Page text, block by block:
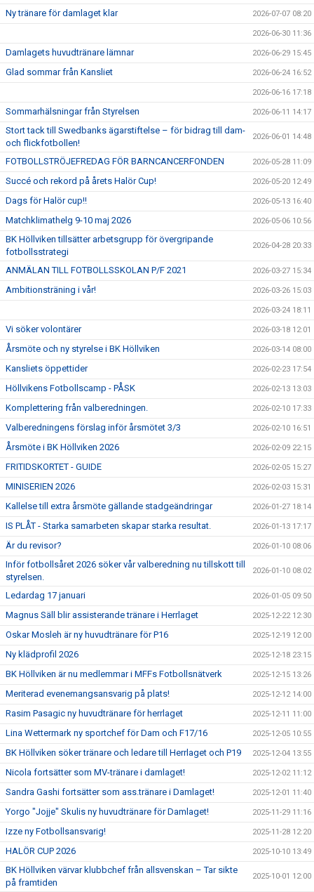
Ny tränare för damlaget klar 2026-07-07 08:20
2026-06-30 11:36
Damlagets huvudtränare lämnar 2026-06-29 15:45
Glad sommar från Kansliet 2026-06-24 16:52
2026-06-16 17:18
Sommarhälsningar från Styrelsen 2026-06-11 14:17
Stort tack till Swedbanks ägarstiftelse – för bidrag till dam-
och flickfotbollen!
2026-06-01 14:48
FOTBOLLSTRÖJEFREDAG FÖR BARNCANCERFONDEN 2026-05-28 11:09
Succé och rekord på årets Halör Cup! 2026-05-20 12:49
Dags för Halör cup!! 2026-05-13 16:40
Matchklimathelg 9-10 maj 2026 2026-05-06 10:56
BK Höllviken tillsätter arbetsgrupp för övergripande
fotbollsstrategi
2026-04-28 20:33
ANMÄLAN TILL FOTBOLLSSKOLAN P/F 2021 2026-03-27 15:34
Ambitionsträning i vår! 2026-03-26 15:03
2026-03-24 18:11
Vi söker volontärer 2026-03-18 12:01
Årsmöte och ny styrelse i BK Höllviken 2026-03-14 08:00
Kansliets öppettider 2026-02-23 17:54
Höllvikens Fotbollscamp - PÅSK 2026-02-13 13:03
Komplettering från valberedningen. 2026-02-10 17:33
Valberedningens förslag inför årsmötet 3/3 2026-02-10 16:51
Årsmöte i BK Höllviken 2026 2026-02-09 22:15
FRITIDSKORTET - GUIDE 2026-02-05 15:27
MINISERIEN 2026 2026-02-03 15:31
Kallelse till extra årsmöte gällande stadgeändringar 2026-01-27 18:14
IS PLÅT - Starka samarbeten skapar starka resultat. 2026-01-13 17:17
Är du revisor? 2026-01-10 08:06
Inför fotbollsåret 2026 söker vår valberedning nu tillskott till
styrelsen.
2026-01-10 08:02
Ledardag 17 januari 2026-01-05 09:50
Magnus Säll blir assisterande tränare i Herrlaget 2025-12-22 12:30
Oskar Mosleh är ny huvudtränare för P16 2025-12-19 12:00
Ny klädprofil 2026 2025-12-18 23:15
BK Höllviken är nu medlemmar i MFFs Fotbollsnätverk 2025-12-15 13:26
Meriterad evenemangsansvarig på plats! 2025-12-12 14:00
Rasim Pasagic ny huvudtränare för herrlaget 2025-12-11 11:00
Lina Wettermark ny sportchef för Dam och F17/16 2025-12-05 10:55
BK Höllviken söker tränare och ledare till Herrlaget och P19 2025-12-04 13:55
Nicola fortsätter som MV-tränare i damlaget! 2025-12-02 11:12
Sandra Gashi fortsätter som ass.tränare i Damlaget! 2025-12-01 11:40
Yorgo "Jojje" Skulis ny huvudtränare för Damlaget! 2025-11-29 11:16
Izze ny Fotbollsansvarig! 2025-11-28 12:20
HALÖR CUP 2026 2025-10-10 13:49
BK Höllviken värvar klubbchef från allsvenskan – Tar sikte
på framtiden
2025-10-01 12:00